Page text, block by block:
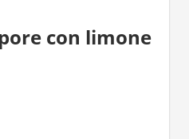
con limone